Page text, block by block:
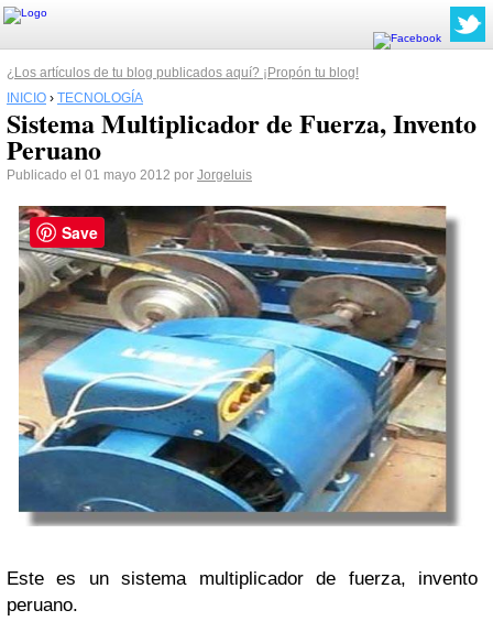
¿Los artículos de tu blog publicados aquí? ¡Propón tu blog!
INICIO › TECNOLOGÍA
Sistema Multiplicador de Fuerza, Invento
Peruano
Publicado el 01 mayo 2012 por Jorgeluis
Este es un sistema multiplicador de fuerza, invento
peruano.
Save